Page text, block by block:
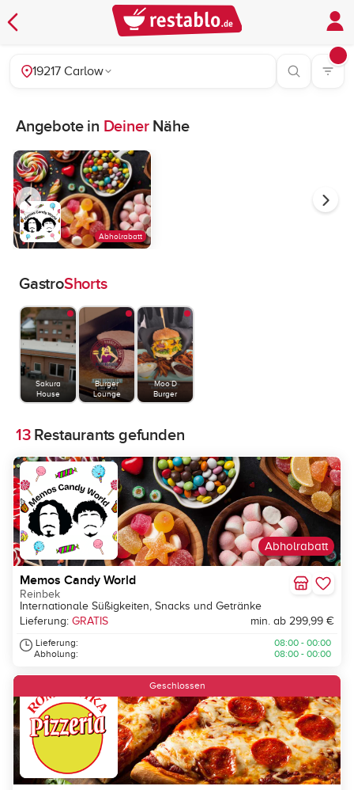
19217 Carlow
Angebote in DeinerNähe
Abholrabatt
GastroShorts
Sakura
House
Burger
Lounge
Moo´D
Burger
13Restaurants gefunden
Abholrabatt
Memos Candy World
Reinbek
Internationale Süßigkeiten, Snacks und Getränke
Lieferung: GRATIS min. ab 299,99 €
Lieferung:
Abholung:
08:00 - 00:00
08:00 - 00:00
Geschlossen